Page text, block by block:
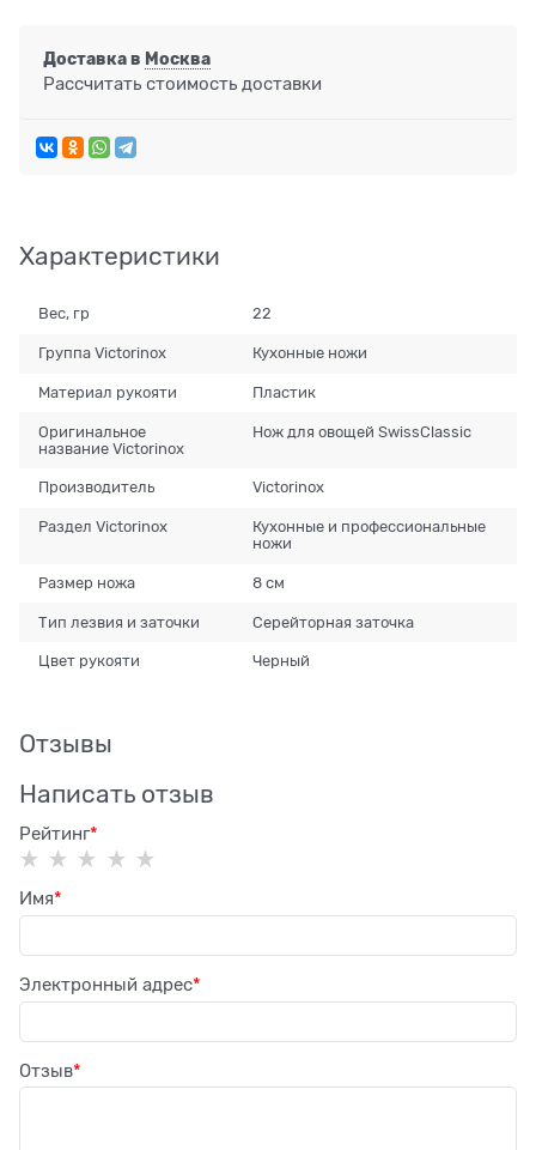
Доставка в Москва
Рассчитать стоимость доставки
Характеристики
Вес, гр 22
Группа Victorinox Кухонные ножи
Материал рукояти Пластик
Оригинальное
название Victorinox
Нож для овощей SwissClassic
Производитель Victorinox
Раздел Victorinox
Кухонные и профессиональные
ножи
Размер ножа 8 см
Тип лезвия и заточки Серейторная заточка
Цвет рукояти Черный
Отзывы
Написать отзыв
Рейтинг
Имя
Электронный адрес
Отзыв